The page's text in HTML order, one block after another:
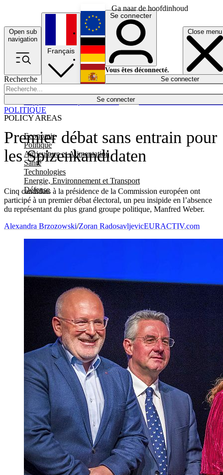
Ga naar de hoofdinhoud
Open sub
navigation
Close menu
Recherche
Se connecter
POLICY AREAS
Economie
Politique
Agriculture et Alimentation
Santé
Technologies
Energie, Environnement et Transport
Défense
Économie
Français
English
Deutsch
Español
Se connecter
Vous êtes déconnecté.
Se connecter
Premier débat sans entrain pour
les Spizenkandidaten
Cinq candidats à la présidence de la Commission européen ont
participé à un premier débat électoral, un peu insipide en l’absence
du représentant du plus grand groupe politique, Manfred Weber.
POLITIQUE
Alexandra Brzozowski/Zoran RadosavljevicEURACTIV.com